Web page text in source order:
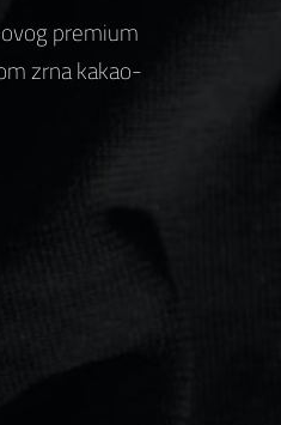
premium
zrna kakao-